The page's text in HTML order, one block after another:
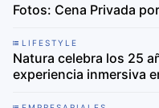
Fotos: Cena Privada
LIFESTYLE
Natura celebra los 25
experiencia inmersiva